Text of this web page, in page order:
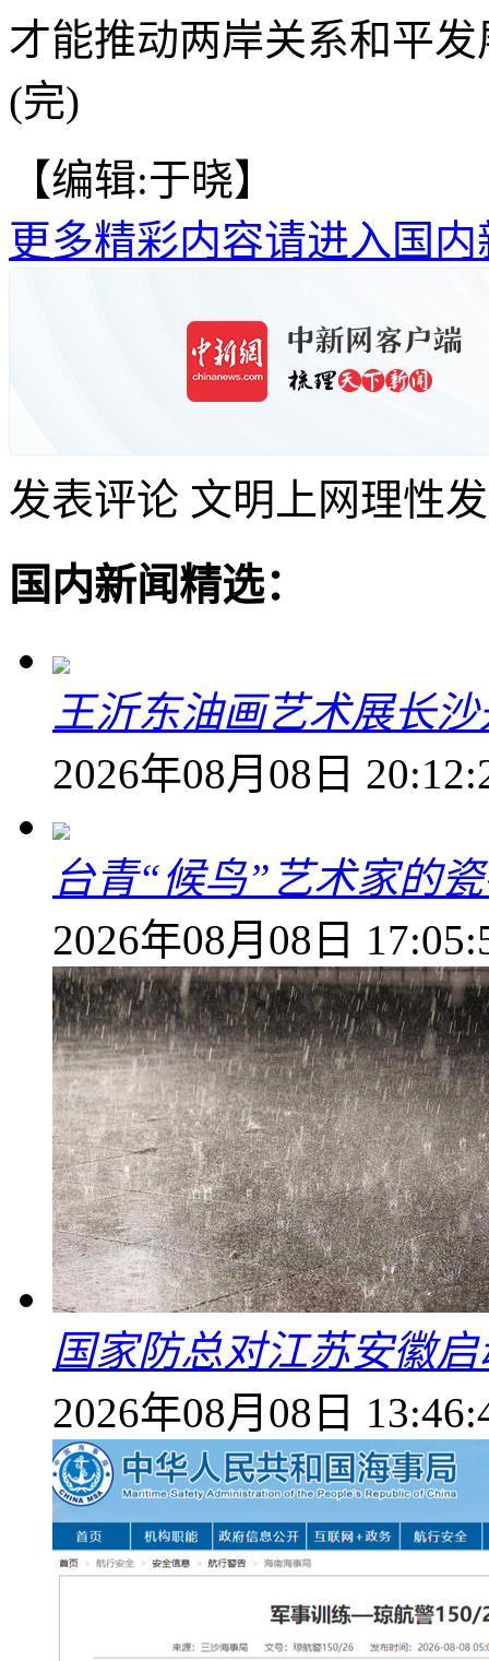
才能推动两岸关系和平
(完)
【编辑:于晓】
更多精彩内容请进入国内
发表评论 文明上网理性
国内新闻精选：
王沂东油画艺术展长
2026年08月08日
台青“候鸟”艺术家的
2026年08月08日
国家防总对江苏安徽
2026年08月08日